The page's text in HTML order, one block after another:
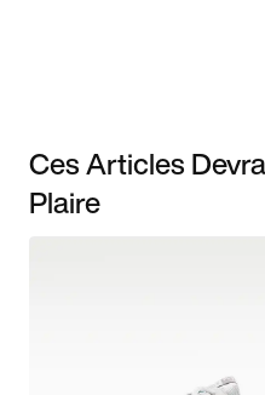
Ces Articles
Plaire